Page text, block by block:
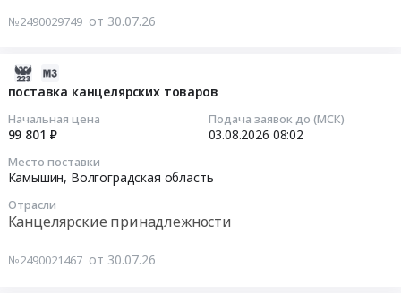
№2490029749 от 30.07.26
поставка канцелярских товаров
Начальная цена
99 801 ₽
Подача заявок до (МСК)
03.08.2026 08:02
Место поставки
Камышин, Волгоградская область
Отрасли
Канцелярские принадлежности
№2490021467 от 30.07.26